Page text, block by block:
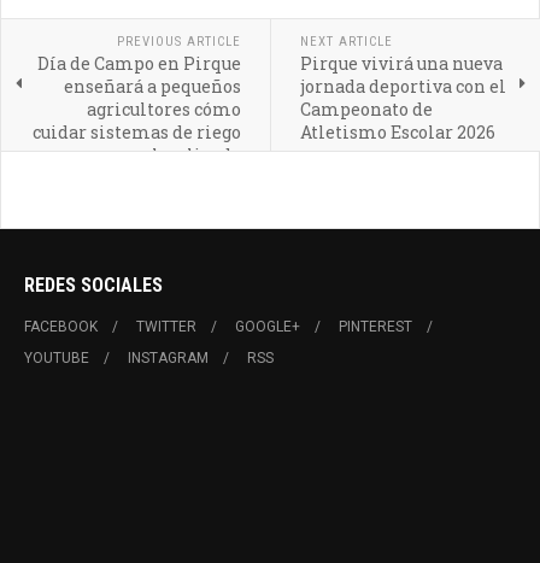
PREVIOUS ARTICLE
Día de Campo en Pirque
enseñará a pequeños
agricultores cómo
cuidar sistemas de riego
localizado
NEXT ARTICLE
Pirque vivirá una nueva
jornada deportiva con el
Campeonato de
Atletismo Escolar 2026
REDES SOCIALES
FACEBOOK TWITTER GOOGLE+
PINTEREST
YOUTUBE
INSTAGRAM RSS